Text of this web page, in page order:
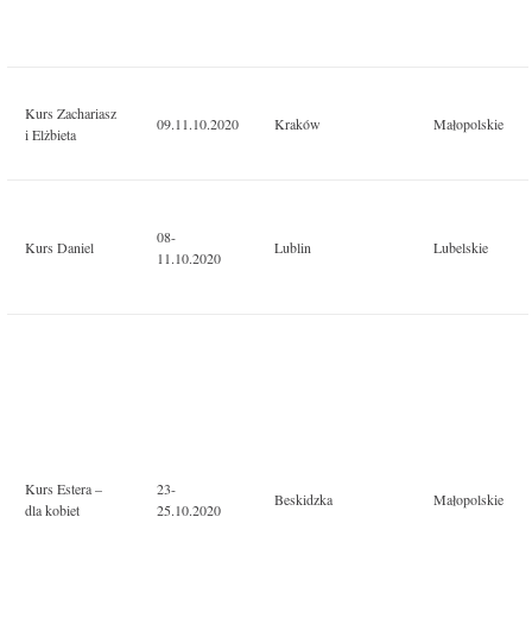
Kurs Zachariasz
i Elżbieta
09.11.10.2020 Kraków Małopolskie
Kurs Daniel
08-
11.10.2020
Lublin Lubelskie
Kurs Estera –
dla kobiet
23-
25.10.2020
Beskidzka Małopolskie